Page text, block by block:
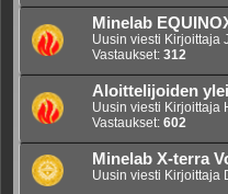
Minelab
Uusin viesti Kirjoittaja
Vastaukset: 312
Aloittelijoiden
Uusin viesti Kirjoittaja
Vastaukset: 602
Minelab X-terra
Uusin viesti Kirjoittaja